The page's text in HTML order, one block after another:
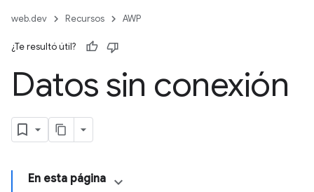
web.dev Recursos AWP
¿Te resultó útil?
Datos sin conexión
En esta página